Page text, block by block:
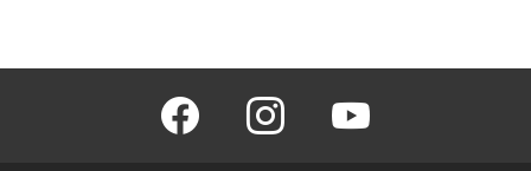
facebook instagram youtube